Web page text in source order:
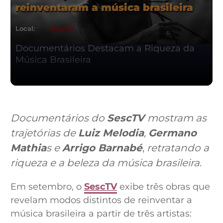
reinventaram a música brasileira
Local: SescTV
Documentários Destacam a Riqueza da
Música Brasileira
Documentários do SescTVmostram as
trajetórias de Luiz Melodia, Germano
Mathias eArrigo Barnabé, retratando a
riqueza e a beleza da música brasileira.
Em setembro, o SescTVexibe três obras que
revelam modos distintos de reinventar a
música brasileira a partir de três artistas: